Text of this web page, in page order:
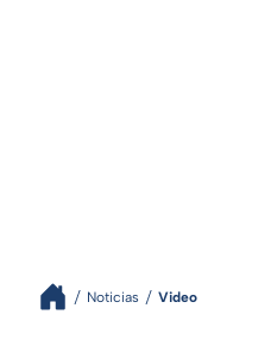
Noticias Video